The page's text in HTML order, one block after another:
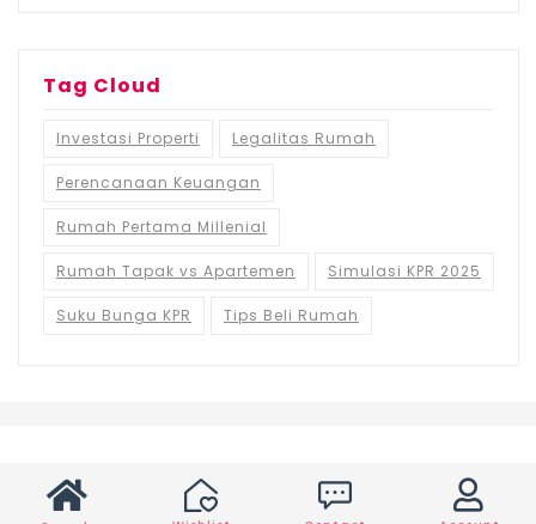
Tag Cloud
Investasi Properti Legalitas Rumah
Perencanaan Keuangan
Rumah Pertama Millenial
Rumah Tapak vs Apartemen Simulasi KPR 2025
Suku Bunga KPR Tips Beli Rumah